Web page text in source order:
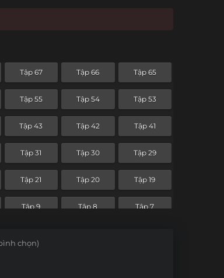
Tập 67 Tập 66 Tập 65
Tập 55 Tập 54 Tập 53
Tập 43 Tập 42 Tập 41
Tập 31 Tập 30 Tập 29
Tập 21 Tập 20 Tập 19
Tập 9 Tập 8 Tập 7
bình chọn)